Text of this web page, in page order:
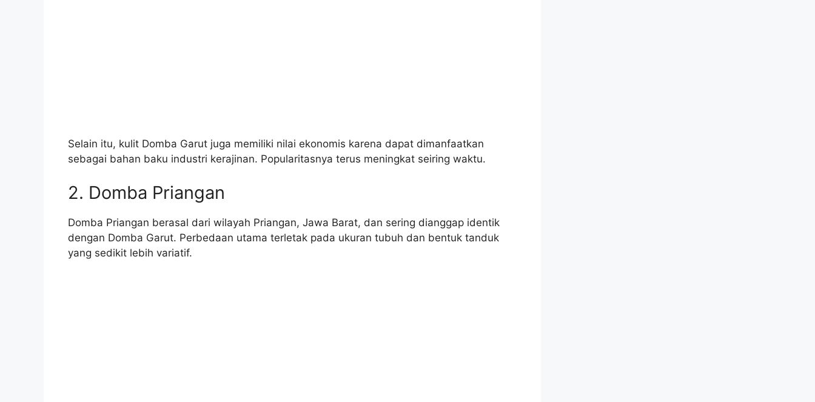
Selain itu, kulit Domba Garut juga memiliki nilai ekonomis karena dapat dimanfaatkan
sebagai bahan baku industri kerajinan. Popularitasnya terus meningkat seiring waktu.
2. Domba Priangan
Domba Priangan berasal dari wilayah Priangan, Jawa Barat, dan sering dianggap identik
dengan Domba Garut. Perbedaan utama terletak pada ukuran tubuh dan bentuk tanduk
yang sedikit lebih variatif.